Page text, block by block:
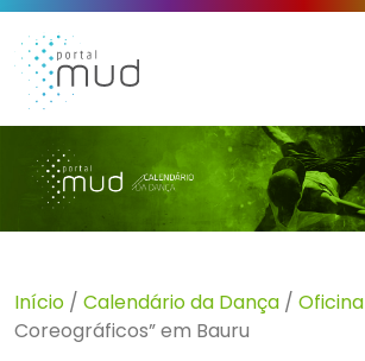
Início / Calendário da Dança / Oficina
Coreográficos” em Bauru